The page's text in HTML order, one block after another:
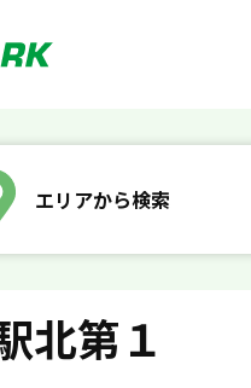
エリアから検索
北第１